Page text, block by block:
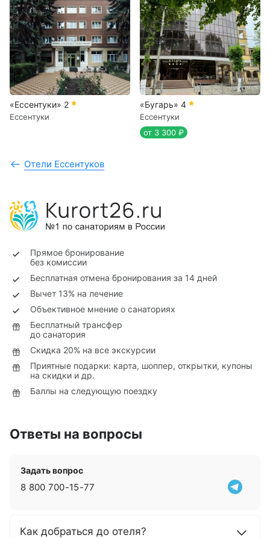
«Ессентуки» 2
Ессентуки
«Бугарь» 4
Ессентуки
от 3 300 ₽
Отели Ессентуков
Прямое бронирование
без комиссии
Бесплатная отмена бронирования за 14 дней
Вычет 13% на лечение
Объективное мнение о санаториях
Бесплатный трансфер
до санатория
Скидка 20% на все экскурсии
Приятные подарки: карта, шоппер, открытки, купоны
на скидки и др.
Баллы на следующую поездку
Ответы на вопросы
Задать вопрос
8 800 700-15-77
Как добраться до отеля?